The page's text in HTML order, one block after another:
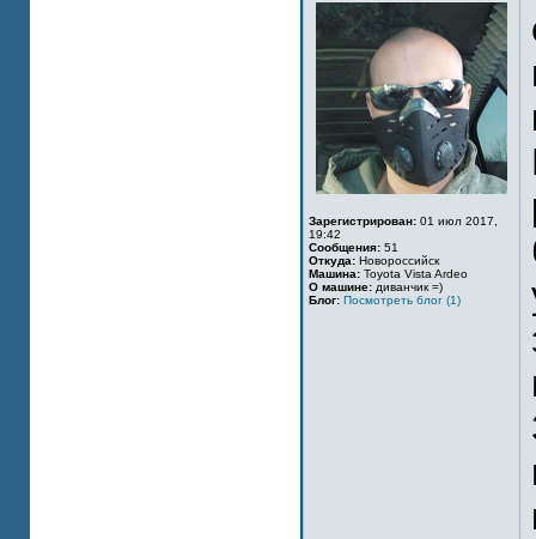
Зарегистрирован: 01 июл 2017,
19:42
Сообщения: 51
Откуда: Новороссийск
Машина: Toyota Vista Ardeo
О машине: диванчик =)
Блог: Посмотреть блог (1)